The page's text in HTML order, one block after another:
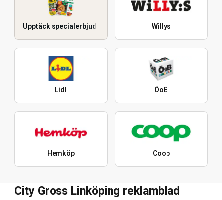
Upptäck specialerbjudanden Willys
Lidl ÖoB
Hemköp Coop
City Gross Linköping reklamblad